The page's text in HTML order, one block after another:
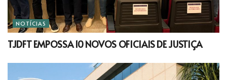
NOTÍCIAS
TJDFT EMPOSSA 10 NOVOS OFICIAIS DE JUSTIÇA